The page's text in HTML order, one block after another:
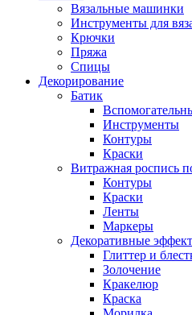
Вязальные машинки
Инструменты для
Крючки
Пряжа
Спицы
Декорирование
Батик
Инструменты
Контуры
Краски
Витражная роспись
Контуры
Краски
Ленты
Маркеры
Декоративные
Глиттер и
Золочение
Кракелюр
Краска